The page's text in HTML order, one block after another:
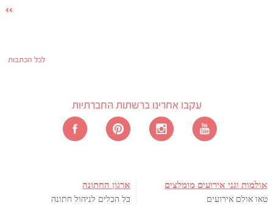
לכל הכתבות
עקבו אחרינו ברשתות החברתיות
אולמות וגני אירועים מומלצים
טאו אולם אירועים
ארגון החתונה
כל הכלים לניהול חתונה